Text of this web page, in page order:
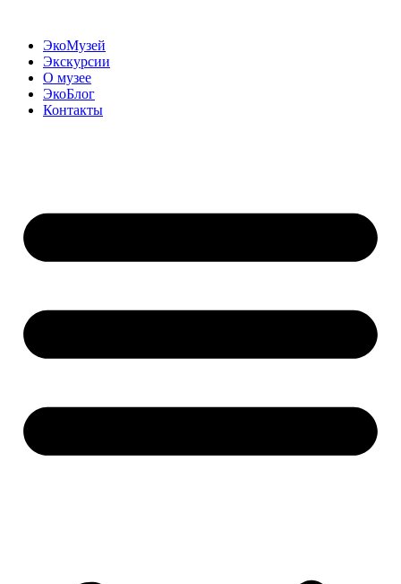
содержимому
ЭкоМузей
Экскурсии
О музее
ЭкоБлог
Контакты